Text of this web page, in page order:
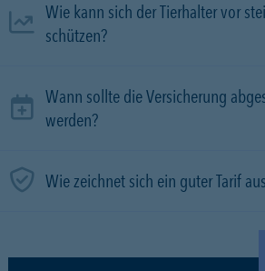
Wie kann sich der Tierhalter vor
schützen?
Wann sollte die Versicherung
werden?
Wie zeichnet sich ein guter Tarif